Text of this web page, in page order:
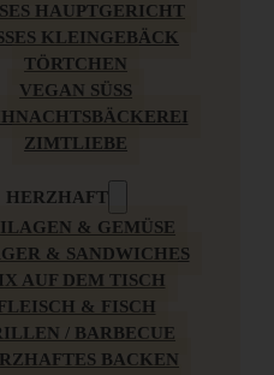
HAUPTGERICHT
KLEINGEBÄCK
TÖRTCHEN
VEGAN SÜSS
ZIMTLIEBE
HERZHAFT
& GEMÜSE
& SANDWICHES
AUF DEM TISCH
& FISCH
/ BARBECUE
BACKEN